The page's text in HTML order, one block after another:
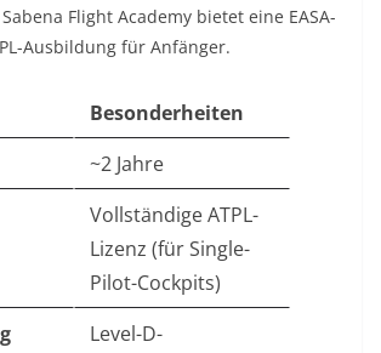
Flight Academy bietet eine EASA-
Ausbildung für Anfänger.
Besonderheiten
~2 Jahre
Vollständige ATPL-
Lizenz (für Single-
Pilot-Cockpits)
Level-D-